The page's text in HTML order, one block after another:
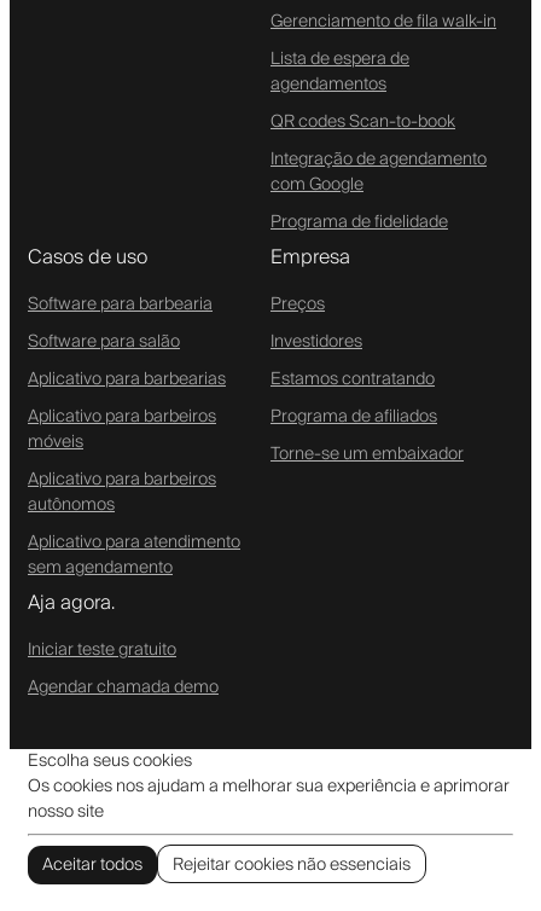
Gerenciamento de fila walk-in
Lista de espera de
agendamentos
QR codes Scan-to-book
Integração de agendamento
com Google
Programa de fidelidade
Casos de uso
Software para barbearia
Software para salão
Aplicativo para barbearias
Aplicativo para barbeiros
móveis
Aplicativo para barbeiros
autônomos
Aplicativo para atendimento
sem agendamento
Empresa
Preços
Investidores
Estamos contratando
Programa de afiliados
Torne-se um embaixador
Aja agora.
Iniciar teste gratuito
Agendar chamada demo
Escolha seus cookies
Os cookies nos ajudam a melhorar sua experiência e aprimorar
nosso site
Aceitar todos
Rejeitar cookies não essenciais